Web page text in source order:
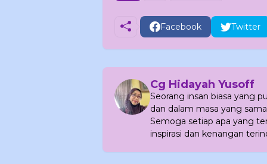
Facebook Twitter
Cg Hidayah Yusoff
Seorang insan biasa yang
dan dalam masa yang
Semoga setiap apa yang
inspirasi dan kenangan